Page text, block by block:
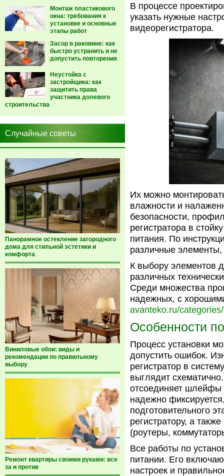
Монтаж пластикового
окна: требования к
установке и основные
этапы работ
Засор в раковине: как
быстро устранить и не
допустить повторения
Неустойка с
застройщика: как
защитить права
участника долевого
строительства
Случайные советы
Панорамное остекление загородного
дома для стильной эстетики и
комфорта
Виниловые обои: виды и
рекомендации по правильному
выбору
Ремонт квартиры своими руками: все
за и против
В процессе
указать нужные
видеорегистратора.
Их можно
влажности и
безопасности,
регистратора в
питания. По
различные элементы,
К выбору элементов
различных
Среди множества
надежных, с
avanteko.ru/
Особенности
Процесс установки
допустить ошибок.
регистратор в
выглядит
отсоединяет шлейфы
надежно
подготовительного
регистратору, а
(роутеры,
Все работы по
питании. Его
настроек и